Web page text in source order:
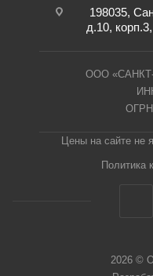
198035,
д.10,
ООО
ОГРН
Цены на сайте не
Политика
2026 ©